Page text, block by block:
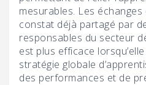
mesurables. Les
constat déjà partagé par
responsables du secteur
est plus efficace
stratégie globale
des performances et de